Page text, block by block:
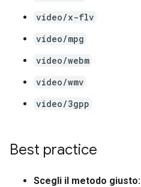
video/x-flv
video/mpg
video/webm
video/wmv
video/3gpp
Best practice
Scegli il metodo giusto: